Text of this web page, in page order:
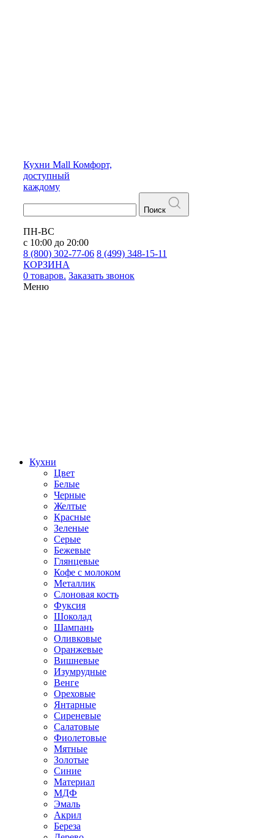
Кухни Mall Комфорт,
доступный
каждому
Поиск
ПН-ВС
с 10:00 до 20:00
8 (800) 302-77-06 8 (499) 348-15-11
КОРЗИНА
0 товаров. Заказать звонок
Меню
Кухни
Цвет
Белые
Черные
Желтые
Красные
Зеленые
Серые
Бежевые
Глянцевые
Кофе с молоком
Металлик
Слоновая кость
Фуксия
Шоколад
Шампань
Оливковые
Оранжевые
Вишневые
Изумрудные
Венге
Ореховые
Янтарные
Сиреневые
Салатовые
Фиолетовые
Мятные
Золотые
Синие
Материал
МДФ
Эмаль
Акрил
Береза